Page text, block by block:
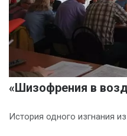
«Шизофрения в
История одного изгнания